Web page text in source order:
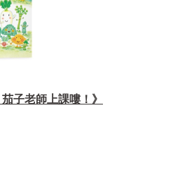
子老師上課嘍！》